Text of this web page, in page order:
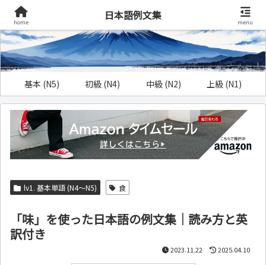
基本 (N5) 初級 (N4) 中級 (N2) 上級 (N1)
lv1. 基本単語 (N4～N5) 食
「味」を使った日本語の例文集｜読み方と英
訳付き
2023.11.22 2025.04.10
home
日本語例文集
menu